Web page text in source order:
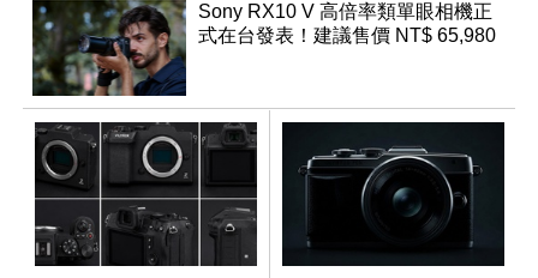
Sony RX10 V 高倍率類單眼相機正
式在台發表！建議售價 NT$ 65,980